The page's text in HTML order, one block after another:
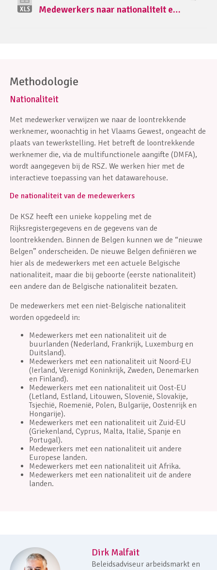
Medewerkers naar nationaliteit en PC (Vlaams Gewest, 2023).xlsx
Methodologie
Nationaliteit
Met medewerker verwijzen we naar de loontrekkende
werknemer, woonachtig in het Vlaams Gewest, ongeacht de
plaats van tewerkstelling. Het betreft de loontrekkende
werknemer die, via de multifunctionele aangifte (DMFA),
wordt aangegeven bij de RSZ. We werken hier met de
interactieve toepassing van het datawarehouse.
De nationaliteit van de medewerkers
De KSZ heeft een unieke koppeling met de
Rijksregistergegevens en de gegevens van de
loontrekkenden. Binnen de Belgen kunnen we de “nieuwe
Belgen” onderscheiden. De nieuwe Belgen definiëren we
hier als de medewerkers met een actuele Belgische
nationaliteit, maar die bij geboorte (eerste nationaliteit)
een andere dan de Belgische nationaliteit bezaten.
De medewerkers met een niet-Belgische nationaliteit
worden opgedeeld in:
Medewerkers met een nationaliteit uit de
buurlanden (Nederland, Frankrijk, Luxemburg en
Duitsland).
Medewerkers met een nationaliteit uit Noord-EU
(Ierland, Verenigd Koninkrijk, Zweden, Denemarken
en Finland).
Medewerkers met een nationaliteit uit Oost-EU
(Letland, Estland, Litouwen, Slovenië, Slovakije,
Tsjechië, Roemenië, Polen, Bulgarije, Oostenrijk en
Hongarije).
Medewerkers met een nationaliteit uit Zuid-EU
(Griekenland, Cyprus, Malta, Italië, Spanje en
Portugal).
Medewerkers met een nationaliteit uit andere
Europese landen.
Medewerkers met een nationaliteit uit Afrika.
Medewerkers met een nationaliteit uit de andere
landen.
Dirk Malfait
Beleidsadviseur arbeidsmarkt en